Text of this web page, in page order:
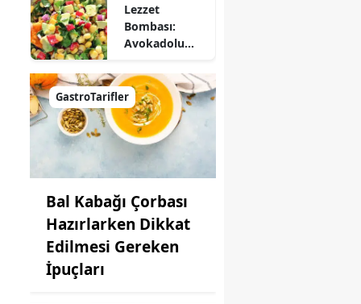
Lezzet
Bombası:
Avokadolu
Nasıl Yapılır?
GastroTarifler
Bal Kabağı Çorbası
Hazırlarken Dikkat
Edilmesi Gereken
İpuçları